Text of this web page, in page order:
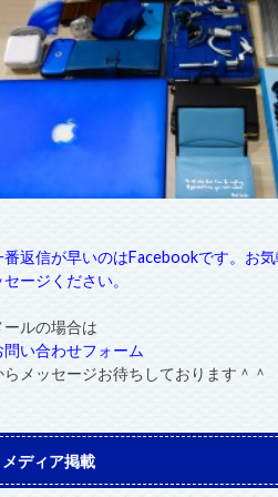
番返信が早いのはFacebookです。お
セージください。
ールの場合は
問い合わせフォーム
らメッセージお待ちしております＾＾
メディア掲載